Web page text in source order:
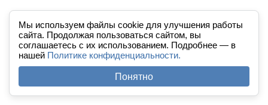
Мы используем файлы cookie для улучшения работы
сайта. Продолжая пользоваться сайтом, вы
соглашаетесь с их использованием. Подробнее — в
нашей Политике конфиденциальности.
Понятно